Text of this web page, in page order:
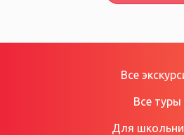
Все
Все туры
Для